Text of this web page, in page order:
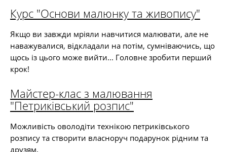
Курс "Основи малюнку та живопису"
Якщо ви завжди мріяли навчитися малювати, але не
наважувалися, відкладали на потім, сумніваючись, що
щось із цього може вийти... Головне зробити перший
крок!
Майстер-клас з малювання
"Петриківський розпис"
Можливість оволодіти технікою петриківського
розпису та створити власноруч подарунок рідним та
друзям.